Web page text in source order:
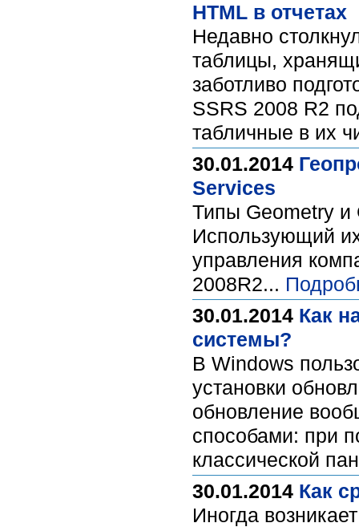
HTML в отчетах
Недавно
таблицы,
заботливо
SSRS 2008 R2
табличные в их
30.01.2014
Services
Типы Geometry и
Использующий
управления
2008R2...
30.01.2014 Как
системы?
В Windows
установки
обновление
способами: при
классической
30.01.2014 Как
Иногда